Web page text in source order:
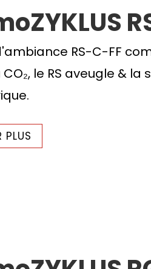
RS-C-FF
le RS aveugle & la
PLUS